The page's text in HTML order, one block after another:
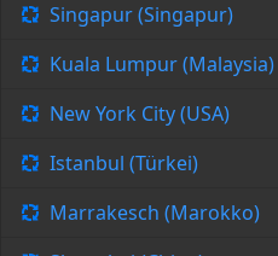
Singapur (Singapur)
Kuala Lumpur (Malaysia)
New York City (USA)
Istanbul (Türkei)
Marrakesch (Marokko)